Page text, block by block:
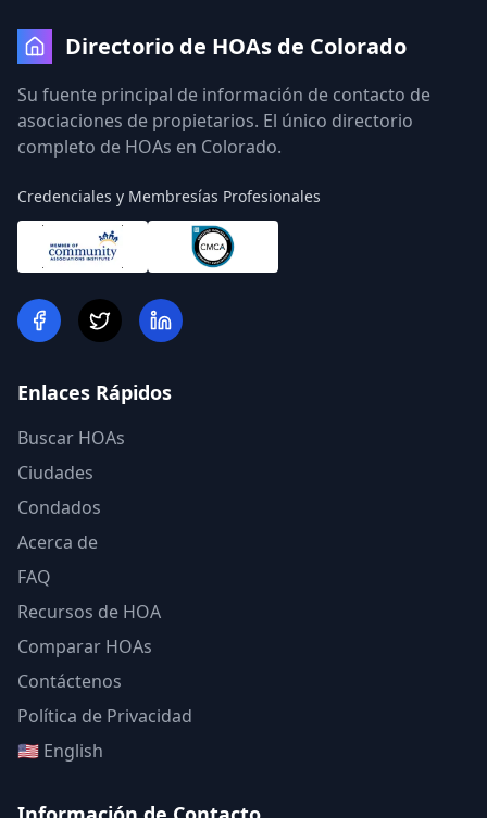
Directorio de HOAs de Colorado
Su fuente principal de información de contacto de
asociaciones de propietarios. El único directorio
completo de HOAs en Colorado.
Credenciales y Membresías Profesionales
Enlaces Rápidos
Buscar HOAs
Ciudades
Condados
Acerca de
FAQ
Recursos de HOA
Comparar HOAs
Contáctenos
Política de Privacidad
🇺🇸 English